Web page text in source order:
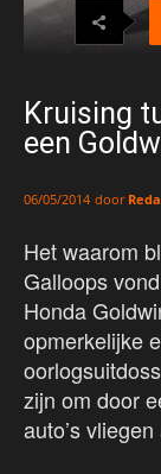
Kruising
een
06/05/2014 door
Het waarom
Galloops
Honda
opmerkelijke
zijn om door
auto’s